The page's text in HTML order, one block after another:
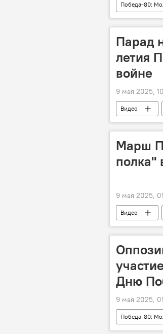
Победа-80:
Парад
летия
войне
9 мая 2025,
Видео
Марш
полка"
9 мая 2025,
Видео
Дню
9 мая 2025,
Победа-80: